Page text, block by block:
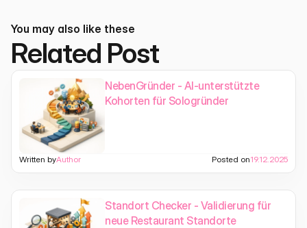
You may also like these
Related Post
NebenGründer - AI-unterstützte
Kohorten für Sologründer
Written byAuthor Posted on19.12.2025
Standort Checker - Validierung für
neue Restaurant Standorte